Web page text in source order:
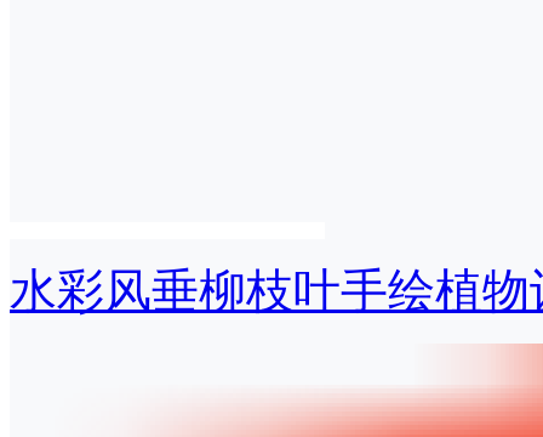
水彩风垂柳枝叶手绘植